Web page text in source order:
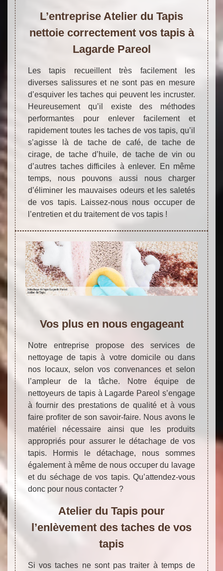
L’entreprise Atelier du Tapis
nettoie correctement vos tapis à
Lagarde Pareol
Les tapis recueillent très facilement les
diverses salissures et ne sont pas en mesure
d’esquiver les taches qui peuvent les incruster.
Heureusement qu’il existe des méthodes
performantes pour enlever facilement et
rapidement toutes les taches de vos tapis, qu’il
s’agisse là de tache de café, de tache de
cirage, de tache d’huile, de tache de vin ou
d’autres taches difficiles à enlever. En même
temps, nous pouvons aussi nous charger
d’éliminer les mauvaises odeurs et les saletés
de vos tapis. Laissez-nous nous occuper de
l’entretien et du traitement de vos tapis !
Vos plus en nous engageant
Notre entreprise propose des services de
nettoyage de tapis à votre domicile ou dans
nos locaux, selon vos convenances et selon
l’ampleur de la tâche. Notre équipe de
nettoyeurs de tapis à Lagarde Pareol s’engage
à fournir des prestations de qualité et à vous
faire profiter de son savoir-faire. Nous avons le
matériel nécessaire ainsi que les produits
appropriés pour assurer le détachage de vos
tapis. Hormis le détachage, nous sommes
également à même de nous occuper du lavage
et du séchage de vos tapis. Qu’attendez-vous
donc pour nous contacter ?
Atelier du Tapis pour
l’enlèvement des taches de vos
tapis
Si vos taches ne sont pas traiter à temps de